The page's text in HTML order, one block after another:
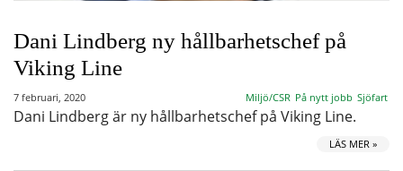
Dani Lindberg ny hållbarhetschef på
Viking Line
7 februari, 2020 Miljö/CSR På nytt jobb Sjöfart
Dani Lindberg är ny hållbarhetschef på Viking Line.
LÄS MER »